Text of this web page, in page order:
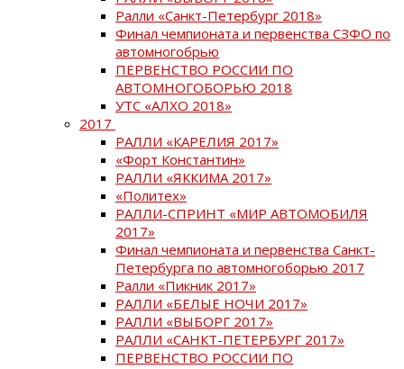
Ралли «Санкт-Петербург 2018»
Финал чемпионата и первенства СЗФО по
автомногобрью
ПЕРВЕНСТВО РОССИИ ПО
АВТОМНОГОБОРЬЮ 2018
УТС «АЛХО 2018»
2017
РАЛЛИ «КАРЕЛИЯ 2017»
«Форт Константин»
РАЛЛИ «ЯККИМА 2017»
«Политех»
РАЛЛИ-СПРИНТ «МИР АВТОМОБИЛЯ
2017»
Финал чемпионата и первенства Санкт-
Петербурга по автомногоборью 2017
Ралли «Пикник 2017»
РАЛЛИ «БЕЛЫЕ НОЧИ 2017»
РАЛЛИ «ВЫБОРГ 2017»
РАЛЛИ «САНКТ-ПЕТЕРБУРГ 2017»
ПЕРВЕНСТВО РОССИИ ПО